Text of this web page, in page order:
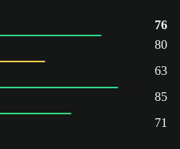
76
80
63
85
71